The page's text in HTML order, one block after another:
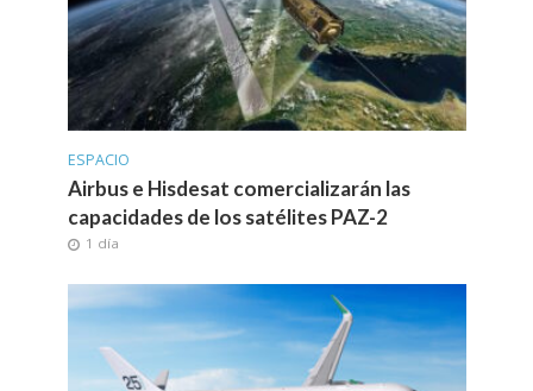
ESPACIO
Airbus e Hisdesat comercializarán las
capacidades de los satélites PAZ-2
1 día